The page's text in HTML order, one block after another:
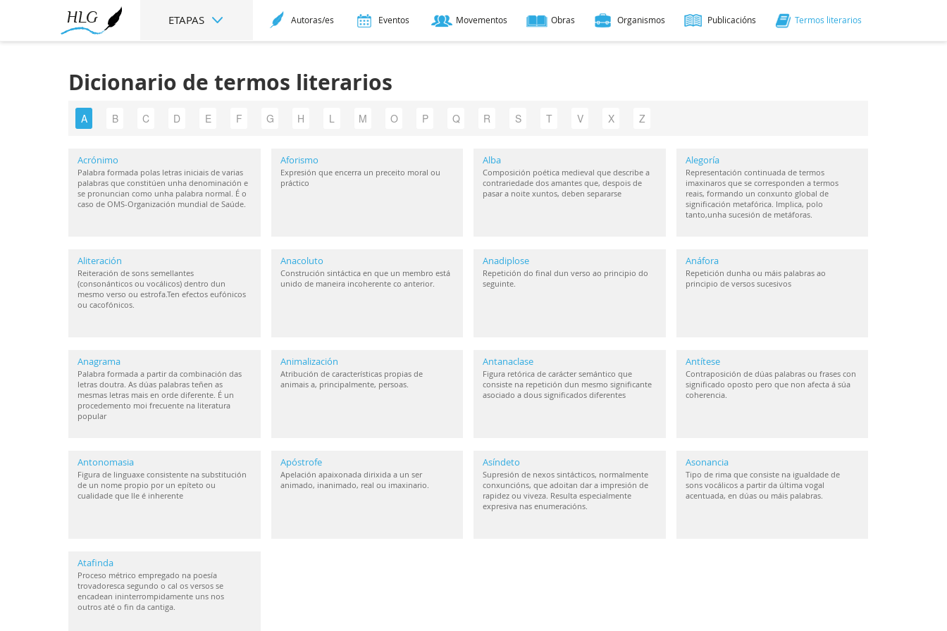
ETAPAS Autoras/es Eventos Movementos Obras Organismos Publicacións Termos literarios
Dicionario de termos literarios
A B C D E F G H L M O P Q R S T V X Z
Acrónimo
Palabra formada polas letras iniciais de varias
palabras que constitúen unha denominación e
se pronuncian como unha palabra normal. É o
caso de OMS-Organización mundial de Saúde.
Aforismo
Expresión que encerra un preceito moral ou
práctico
Alba
Composición poética medieval que describe a
contrariedade dos amantes que, despois de
pasar a noite xuntos, deben separarse
Alegoría
Representación continuada de termos
imaxinaros que se corresponden a termos
reais, formando un conxunto global de
significación metafórica. Implica, polo
tanto,unha sucesión de metáforas.
Aliteración
Reiteración de sons semellantes
(consonánticos ou vocálicos) dentro dun
mesmo verso ou estrofa.Ten efectos eufónicos
ou cacofónicos.
Anacoluto
Construción sintáctica en que un membro está
unido de maneira incoherente co anterior.
Anadiplose
Repetición do final dun verso ao principio do
seguinte.
Anáfora
Repetición dunha ou máis palabras ao
principio de versos sucesivos
Anagrama
Palabra formada a partir da combinación das
letras doutra. As dúas palabras teñen as
mesmas letras mais en orde diferente. É un
procedemento moi frecuente na literatura
popular
Animalización
Atribución de características propias de
animais a, principalmente, persoas.
Antanaclase
Figura retórica de carácter semántico que
consiste na repetición dun mesmo significante
asociado a dous significados diferentes
Antítese
Contraposición de dúas palabras ou frases con
significado oposto pero que non afecta á súa
coherencia.
Antonomasia
Figura de linguaxe consistente na substitución
de un nome propio por un epíteto ou
cualidade que lle é inherente
Apóstrofe
Apelación apaixonada dirixida a un ser
animado, inanimado, real ou imaxinario.
Asíndeto
Supresión de nexos sintácticos, normalmente
conxuncións, que adoitan dar a impresión de
rapidez ou viveza. Resulta especialmente
expresiva nas enumeracións.
Asonancia
Tipo de rima que consiste na igualdade de
sons vocálicos a partir da última vogal
acentuada, en dúas ou máis palabras.
Atafinda
Proceso métrico empregado na poesía
trovadoresca segundo o cal os versos se
encadean ininterrompidamente uns nos
outros até o fin da cantiga.